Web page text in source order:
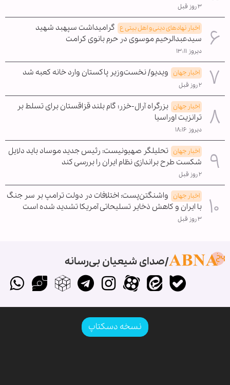
۳ روز قبل
اخبار نهادهای دینی و اهل بیتی ع گرامیداشت سپهبد شهید
سیدعبدالرحیم موسوی در حرم بانوی کرامت
دیروز ۱۳:۱۱
اخبار جهان ویدیو/ نخست‌وزیر پاکستان وارد خانه کعبه شد
۲ روز قبل
اخبار جهان بزرگراه آرال-خزر؛ گام بلند قزاقستان برای تسلط بر
ترانزیت اوراسیا
دیروز ۱۸:۱۶
اخبار جهان تحلیلگر صهیونیست: رئیس جدید موساد باید دلایل
شکست طرح براندازی نظام ایران را بررسی کند
۲ روز قبل
اخبار جهان واشنگتن‌پست: اختلافات در دولت ترامپ بر سر جنگ
با ایران و کاهش ذخایر تسلیحاتی آمریکا تشدید شده است
۳ روز قبل
صدای شیعیان بی‌رسانه
نسخه دسکتاپ